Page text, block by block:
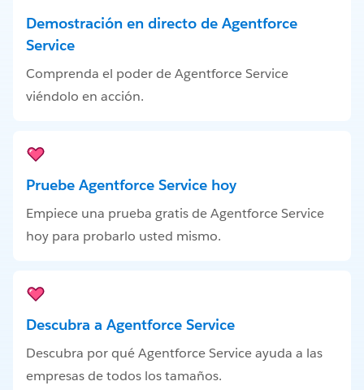
Demostración en directo de Agentforce
Service
Comprenda el poder de Agentforce Service
viéndolo en acción.
Pruebe Agentforce Service hoy
Empiece una prueba gratis de Agentforce Service
hoy para probarlo usted mismo.
Descubra a Agentforce Service
Descubra por qué Agentforce Service ayuda a las
empresas de todos los tamaños.